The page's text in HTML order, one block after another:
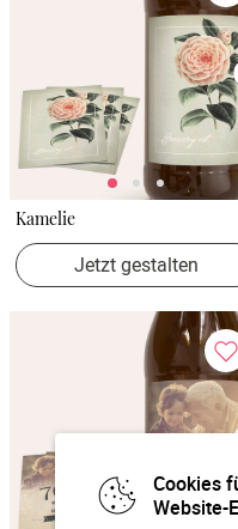
Cookies
Website-
Kamelie
Jetzt gestalten